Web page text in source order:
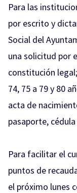
Para las
por escrito y
Social del
una solicitud por
constitución
74, 75 a 79 y 80
acta de
pasaporte,
Para facilitar el
puntos de
el próximo lunes